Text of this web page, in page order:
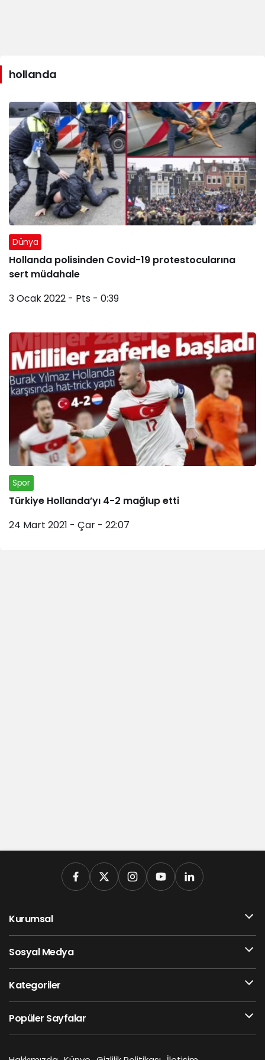
hollanda
Dünya
Hollanda polisinden Covid-19 protestocularına
sert müdahale
3 Ocak 2022 - Pts - 0:39
Spor
Türkiye Hollanda’yı 4-2 mağlup etti
24 Mart 2021 - Çar - 22:07
Kurumsal
Sosyal Medya
Kategoriler
Popüler Sayfalar